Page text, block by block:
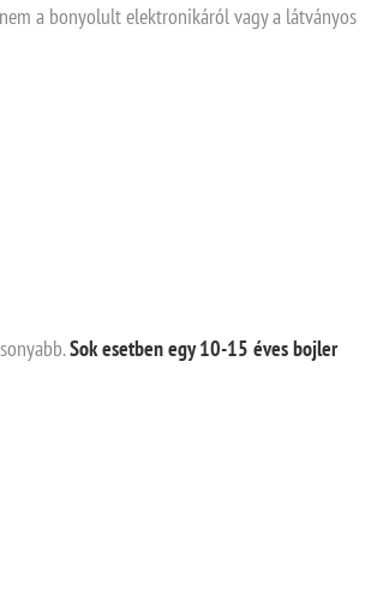
a bonyolult elektronikáról vagy a látványos
Sok esetben egy 10-15 éves bojler